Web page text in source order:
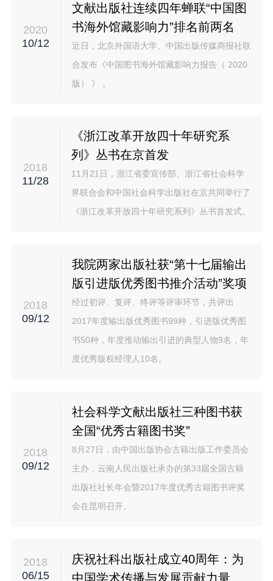
2020
10/12
文献出版社连续四年蝉联“中国图
书海外馆藏影响力”排名前两名
近日，北京外国语大学、中国出版传媒商报社联
合发布《中国图书海外馆藏影响力报告（ 2020
版） 》 。
2018
11/28
《浙江改革开放四十年研究系
列》丛书在京首发
11月21日，浙江省委宣传部、浙江省社会科学
界联合会和中国社会科学出版社在京共同举行了
《浙江改革开放四十年研究系列》丛书首发式。
2018
09/12
我院两家出版社获“第十七届输出
版引进版优秀图书推介活动”奖项
经过初评、复评、终评等评审环节，共评出
2017年度输出版优秀图书99种，引进版优秀图
书50种，年度推动输出引进的典型人物9名，年
度优秀版权经理人10名。
2018
09/12
社会科学文献出版社三种图书获
全国“优秀古籍图书奖”
8月27日，由中国出版协会古籍出版工作委员会
主办，云南人民出版社承办的第33届全国古籍
出版社社长年会暨2017年度优秀古籍图书评奖
会在昆明召开。
2018
06/15
庆祝社科出版社成立40周年：为
中国学术传播与发展贡献力量